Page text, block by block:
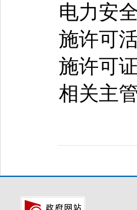
电力安
施许可
施许可
相关主